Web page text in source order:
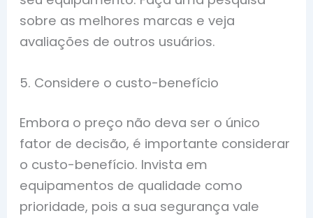
sobre as melhores marcas e veja
avaliações de outros usuários.
5. Considere o custo-benefício
Embora o preço não deva ser o único
fator de decisão, é importante considerar
o custo-benefício. Invista em
equipamentos de qualidade como
prioridade, pois a sua segurança vale